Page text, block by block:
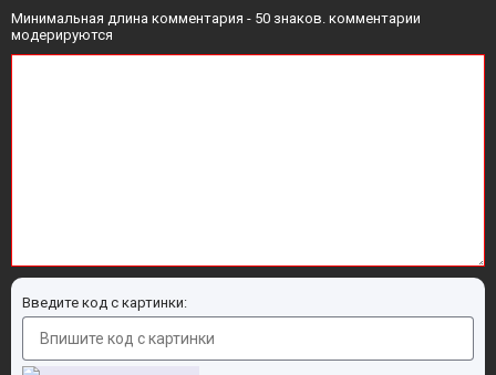
Минимальная длина комментария - 50 знаков. комментарии
модерируются
Введите код с картинки: